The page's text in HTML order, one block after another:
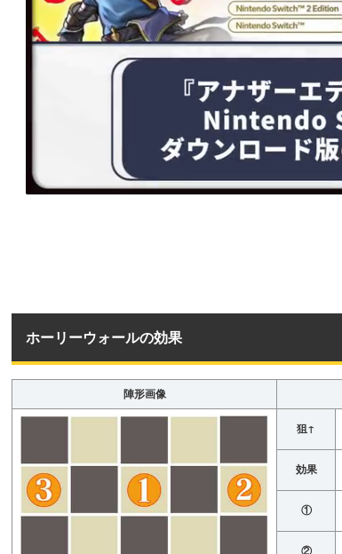
ホーリーウォールの効果
陣形画像
狙↑
効果
①
②